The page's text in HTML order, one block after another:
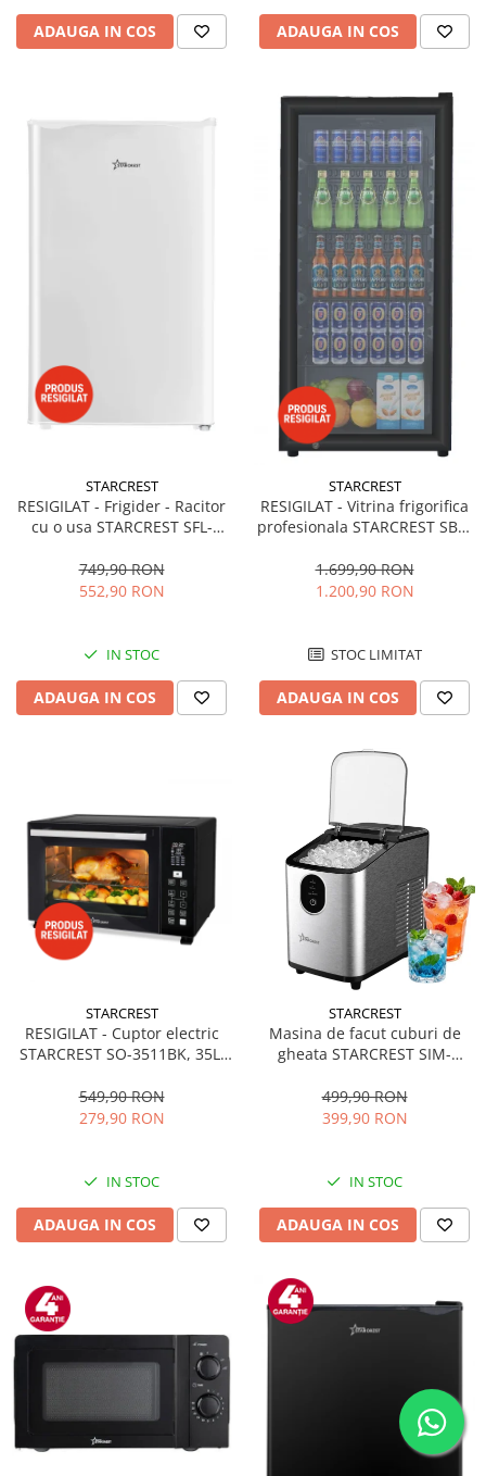
ADAUGA IN COS ADAUGA IN COS
STARCREST
RESIGILAT - Frigider - Racitor
cu o usa STARCREST SFL-
92L, Iluminare interioara,H 83
cm, Alb
749,90 RON
552,90 RON
IN STOC
ADAUGA IN COS
STARCREST
RESIGILAT - Vitrina frigorifica
profesionala STARCREST SBC-
reglabil, Iluminare LED, H 104
cm, Negru
1.699,90 RON
1.200,90 RON
STOC LIMITAT
ADAUGA IN COS
STARCREST
RESIGILAT - Cuptor electric
STARCREST SO-3511BK, 35L,
Programe predefinite,
Interfata digitala, Negru
549,90 RON
279,90 RON
IN STOC
ADAUGA IN COS
STARCREST
Masina de facut cuburi de
gheata STARCREST SIM-
12Kg/24h, Cos gheata
detasabil, Rezervor apa 0.8 l,
499,90 RON
399,90 RON
IN STOC
ADAUGA IN COS